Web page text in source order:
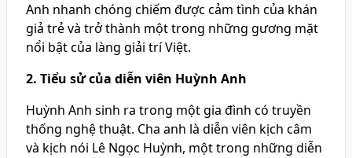
Anh nhanh chóng chiếm được cảm tình của khán
giả trẻ và trở thành một trong những gương mặt
nổi bật của làng giải trí Việt.
2. Tiểu sử của diễn viên Huỳnh Anh
Huỳnh Anh sinh ra trong một gia đình có truyền
thống nghệ thuật. Cha anh là diễn viên kịch câm
và kịch nói Lê Ngọc Huỳnh, một trong những diễn